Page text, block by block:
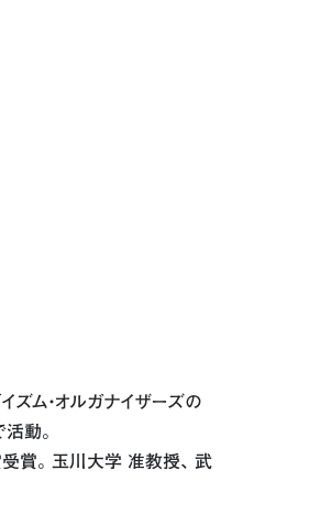
ム・オルガナイザーズの
活動｡
受賞｡ 玉川大学 准教授､ 武